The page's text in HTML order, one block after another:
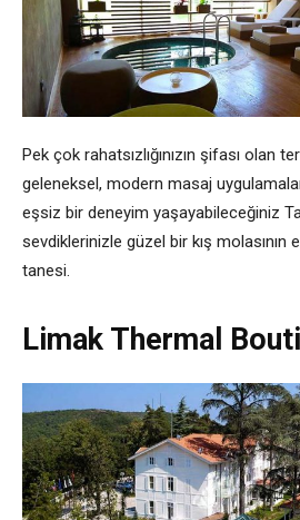
Pek çok rahatsızlığınızın şifası olan
geleneksel, modern masaj
eşsiz bir deneyim yaşayabileceğiniz
sevdiklerinizle güzel bir kış molasının
tanesi.
Limak Thermal